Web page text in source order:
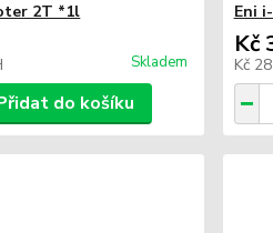
2T *1l
Skladem
do košíku
Eni
Kč
Kč